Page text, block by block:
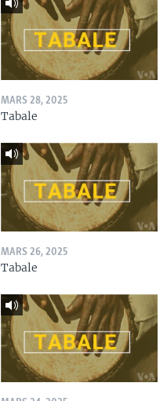
MARS 28, 2025
Tabale
MARS 26, 2025
Tabale